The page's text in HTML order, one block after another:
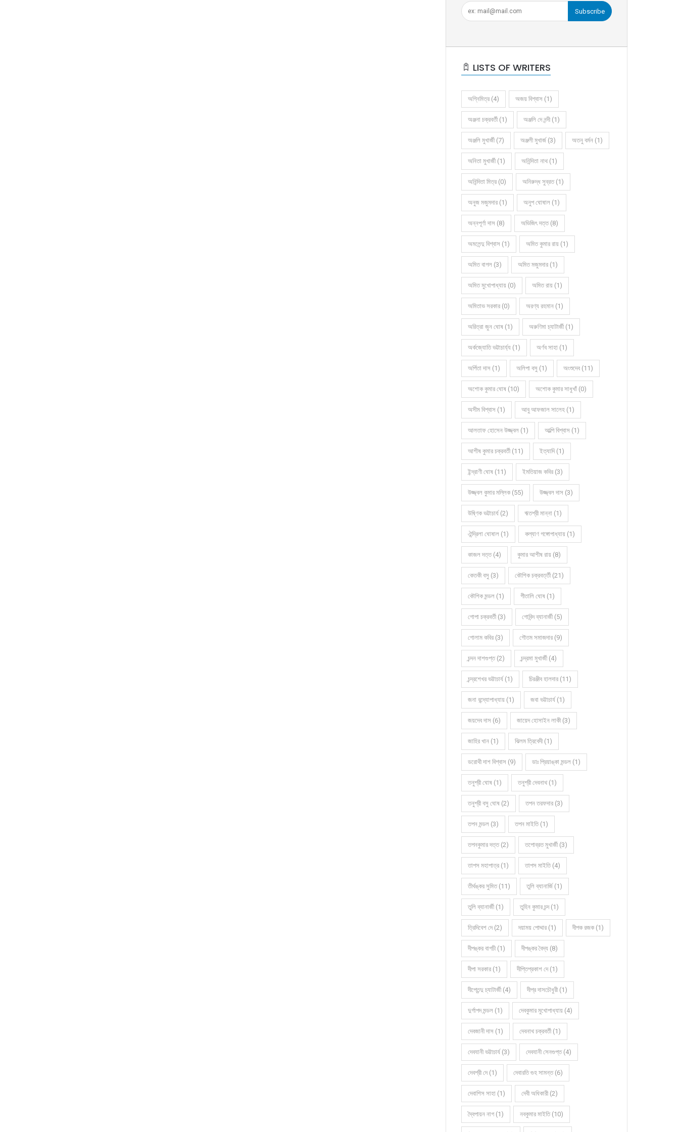
Subscribe
LISTS OF WRITERS
অগ্নিমিত্র (4) অজয় বিশ্বাস (1)
অঞ্জনা চক্রবর্তী (1) অঞ্জলি দে নন্দী (1)
অঞ্জলি মুখার্জী (7) অঞ্জলী মুখার্জ (3) অতনু বর্মন (1)
অনিতা মুখার্জী (1) অনিন্দিতা নাথ (1)
অনিন্দিতা মিত্র (0) অনিরুদ্ধ সুব্রত (1)
অনুজ মজুমদার (1) অনুপ ঘোষাল (1)
অন্নপূর্ণা দাস (8) অভিজিৎ দত্ত (8)
অমলেন্দু বিশ্বাস (1) অমিত কুমার রায় (1)
অমিত বাগল (3) অমিত মজুমদার (1)
অমিত মুখোপাধ্যায় (0) অমিত রায় (1)
অমিতাভ সরকার (0) অরণ্য রহমান (1)
অরিত্রা জুন ঘোষ (1) অরুণিমা চ্যাটার্জী (1)
অর্কজ্যোতি ভট্টাচার্য্য (1) অর্ণব সাহা (1)
অর্পিতা দাস (1) অলিপা বসু (1) অংশুদেব (11)
অশোক কুমার ঘোষ (10) অশোক কুমার সাধুখাঁ (0)
অসীম বিশ্বাস (1) আবু আফজাল সালেহ (1)
আলতাফ হোসেন উজ্জ্বল (1) আল্পি বিশ্বাস (1)
আশীষ কুমার চক্রবর্তী (11) ইত্যাদি (1)
ইন্দ্রাণী ঘোষ (11) ইমতিয়াজ কবির (3)
উজ্জ্বল কুমার মল্লিক (55) উজ্জ্বল দাস (3)
উষ্ণিক ভট্টাচার্য (2) ঋতশ্রী মান্না (1)
ঐন্দ্রিলা ঘোষাল (1) কল্যাণ গঙ্গোপাধ্যায় (1)
কাজল দত্ত (4) কুমার আশীষ রায় (8)
কেতকী বসু (3) কৌশিক চক্রবর্ত্তী (21)
কৌশিক মন্ডল (1) গীতালি ঘোষ (1)
গোপা চক্রবর্তী (3) গোবিন্দ ব্যানার্জী (5)
গোলাম কবির (3) গৌতম সমাজদার (9)
চন্দন দাশগুপ্ত (2) চন্দ্রমা মুখার্জী (4)
চন্দ্রশেখর ভট্টাচার্য (1) চিরঞ্জীব হালদার (11)
জনা বন্দ্যোপাধ্যায় (1) জবা ভট্টাচার্য (1)
জয়দেব দাস (6) জায়েদ হোসাইন লাকী (3)
জাহির খান (1) ঝিলম ত্রিবেদী (1)
ডরোথী দাশ বিশ্বাস (9) ডাঃ প্রিয়াঙ্কা মন্ডল (1)
তনুশ্রী ঘোষ (1) তনুশ্রী দেবনাথ (1)
তনুশ্রী বসু ঘোষ (2) তপন তরফদার (3)
তপন মন্ডল (3) তপন মাইতি (1)
তপনকুমার দত্ত (2) তপোব্রত মুখার্জী (3)
তাপস মহাপাত্র (1) তাপস মাইতি (4)
তীর্থঙ্কর সুমিত (11) তুলি ব্যানার্জি (1)
তুলি ব্যানার্জী (1) তুহিন কুমার চন্দ (1)
ত্রিদিবেশ দে (2) দয়াময় পোদ্দার (1) দীপক রজক (1)
দীপঙ্কর বাগচী (1) দীপঙ্কর বৈদ্য (8)
দীপা সরকার (1) দীপ্তিপ্রকাশ দে (1)
দীপ্তেন্দু চ্যাটার্জী (4) দীপ্র দাসচৌধুরী (1)
দুর্গাপদ মন্ডল (1) দেবকুমার মুখোপাধ্যায় (4)
দেবজানী দাস (1) দেবনাথ চক্রবর্তী (1)
দেবযানী ভট্টাচার্য (3) দেবযানী সেনগুপ্ত (4)
দেবশ্রী দে (1) দেবারতি গুহ সামন্ত (6)
দেবাশিস সাহা (1) দেবী অধিকারী (2)
দ্বৈপায়ন নাগ (1) নবকুমার মাইতি (10)